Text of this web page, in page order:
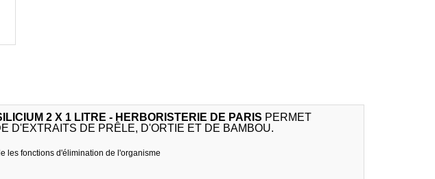
2 X 1 LITRE - HERBORISTERIE DE PARIS PERMET
D'EXTRAITS DE PRÊLE, D'ORTIE ET DE BAMBOU.
les fonctions d'élimination de l'organisme